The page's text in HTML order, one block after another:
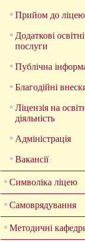
Прийом до ліцею
Додаткові освітні
послуги
Публічна
Благодійні
Ліцензія на
діяльність
Адміністрація
Вакансії
Символіка ліцею
Самоврядування
Методичні